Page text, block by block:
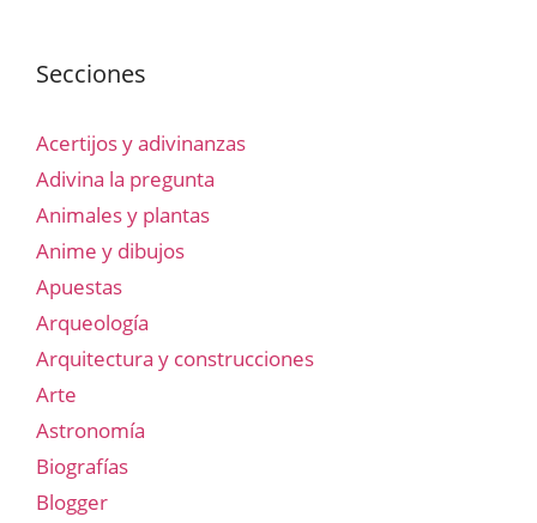
Secciones
Acertijos y adivinanzas
Adivina la pregunta
Animales y plantas
Anime y dibujos
Apuestas
Arqueología
Arquitectura y construcciones
Arte
Astronomía
Biografías
Blogger